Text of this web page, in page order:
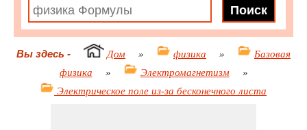
Вы здесь - Дом » физика »
Базовая
физика
» Электромагнетизм
»
Электрическое поле из-за бесконечного листа